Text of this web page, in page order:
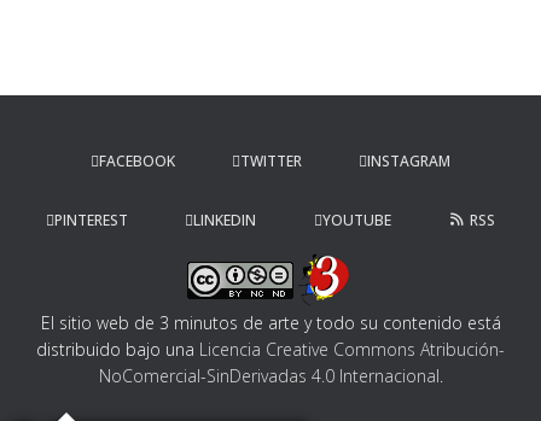
FACEBOOK TWITTER INSTAGRAM
PINTEREST LINKEDIN YOUTUBE RSS
El sitio web de 3 minutos de arte y todo su contenido está
distribuido bajo una Licencia Creative Commons Atribución-
NoComercial-SinDerivadas 4.0 Internacional.